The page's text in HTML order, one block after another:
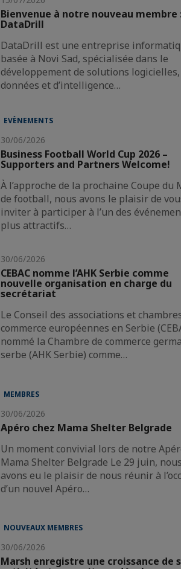
Bienvenue à notre nouveau membre
DataDrill
DataDrill est une entreprise
basée à Novi Sad, spécialisée dans le
développement de solutions logicielles,
données et d’intelligence…
EVÈNEMENTS
30/06/2026
Business Football World Cup 2026 –
Supporters and Partners Welcome!
À l’approche de la prochaine Coupe du
de football, nous avons le plaisir de
inviter à participer à l’un des
plus attractifs…
30/06/2026
CEBAC nomme l’AHK Serbie comme
nouvelle organisation en charge du
secrétariat
Le Conseil des associations et
commerce européennes en Serbie
nommé la Chambre de commerce
serbe (AHK Serbie) comme…
MEMBRES
30/06/2026
Apéro chez Mama Shelter Belgrade
Un moment convivial lors de notre
Mama Shelter Belgrade Le 29 juin, nous
avons eu le plaisir de nous réunir à
d’un nouvel Apéro…
NOUVEAUX MEMBRES
30/06/2026
Marsh enregistre une croissance de